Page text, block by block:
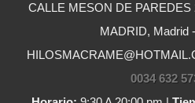
CALLE MESON DE PAREDES
MADRID, Madrid
0034 632